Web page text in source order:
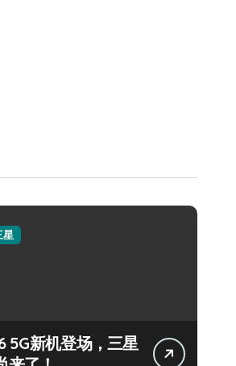
星
5G新机登场，三星